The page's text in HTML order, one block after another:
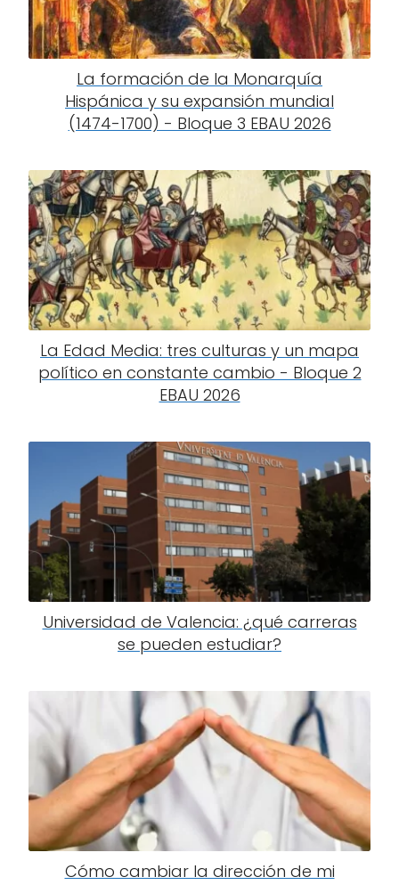
La formación de la Monarquía
Hispánica y su expansión mundial
(1474-1700) - Bloque 3 EBAU 2026
La Edad Media: tres culturas y un mapa
político en constante cambio - Bloque 2
EBAU 2026
Universidad de Valencia: ¿qué carreras
se pueden estudiar?
Cómo cambiar la dirección de mi